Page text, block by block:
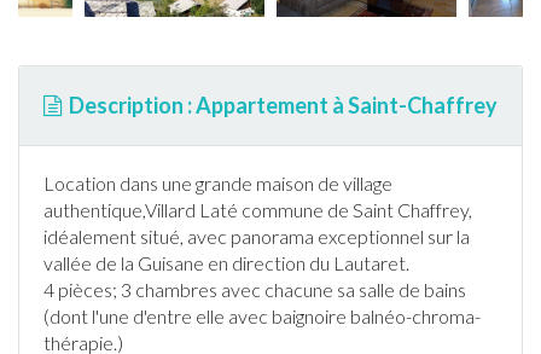
Description : Appartement à Saint-Chaffrey
Location dans une grande maison de village
authentique,Villard Laté commune de Saint Chaffrey,
idéalement situé, avec panorama exceptionnel sur la
vallée de la Guisane en direction du Lautaret.
4 pièces; 3 chambres avec chacune sa salle de bains
(dont l'une d'entre elle avec baignoire balnéo-chroma-
thérapie.)